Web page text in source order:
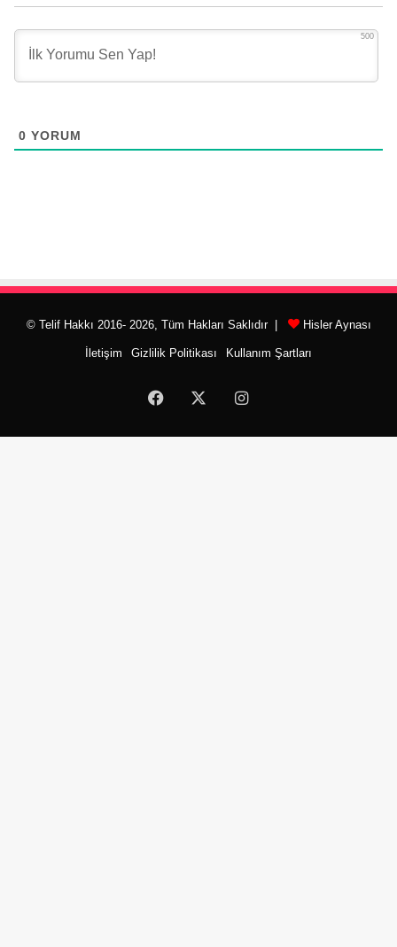
500
0 YORUM
© Telif Hakkı 2016- 2026, Tüm Hakları Saklıdır | Hisler Aynası
İletişim Gizlilik Politikası Kullanım Şartları
Facebook Instagram